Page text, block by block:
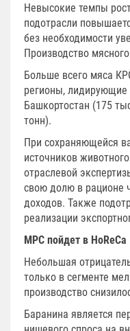
Невысокие темпы
подотрасли
без необходимости
Производство
Больше всего мяса
регионы, лидирующие
Башкортостан (175
тонн).
При сохраняющейся
источников
отраслевой
свою долю в рационе
доходов. Также
реализации
МРС пойдет в HoReCa
Небольшая
только в сегменте
производство
Баранина является